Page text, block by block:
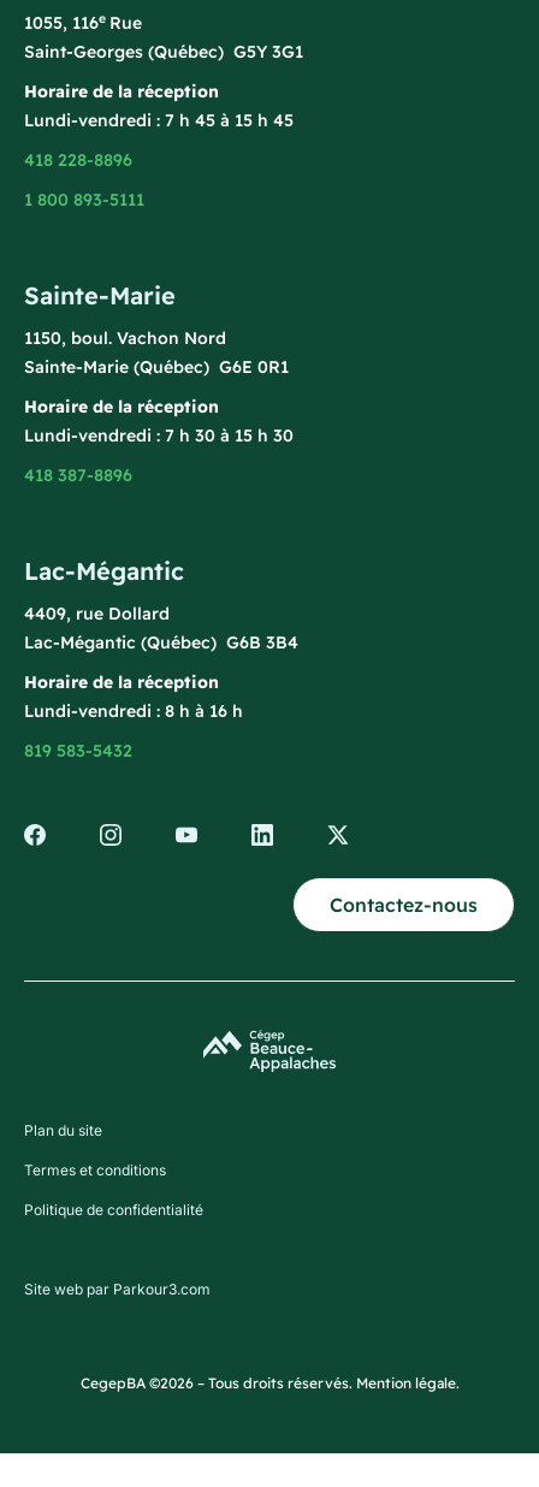
1055, 116e Rue
Saint-Georges (Québec) G5Y 3G1
Horaire de la réception
Lundi-vendredi : 7 h 45 à 15 h 45
418 228-8896
1 800 893-5111
Sainte-Marie
1150, boul. Vachon Nord
Sainte-Marie (Québec) G6E 0R1
Horaire de la réception
Lundi-vendredi : 7 h 30 à 15 h 30
418 387-8896
Lac-Mégantic
4409, rue Dollard
Lac-Mégantic (Québec) G6B 3B4
Horaire de la réception
Lundi-vendredi : 8 h à 16 h
819 583-5432
Contactez-nous
Plan du site
Termes et conditions
Politique de confidentialité
Site web par Parkour3.com
CegepBA ©2026 – Tous droits réservés. Mention légale.